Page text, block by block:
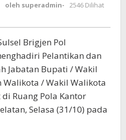
oleh superadmin-
2546 Dilihat
Brigjen Pol
Pelantikan dan
Jabatan Bupati / Wakil
Walikota / Wakil Walikota
Ruang Pola Kantor
Selasa (31/10) pada